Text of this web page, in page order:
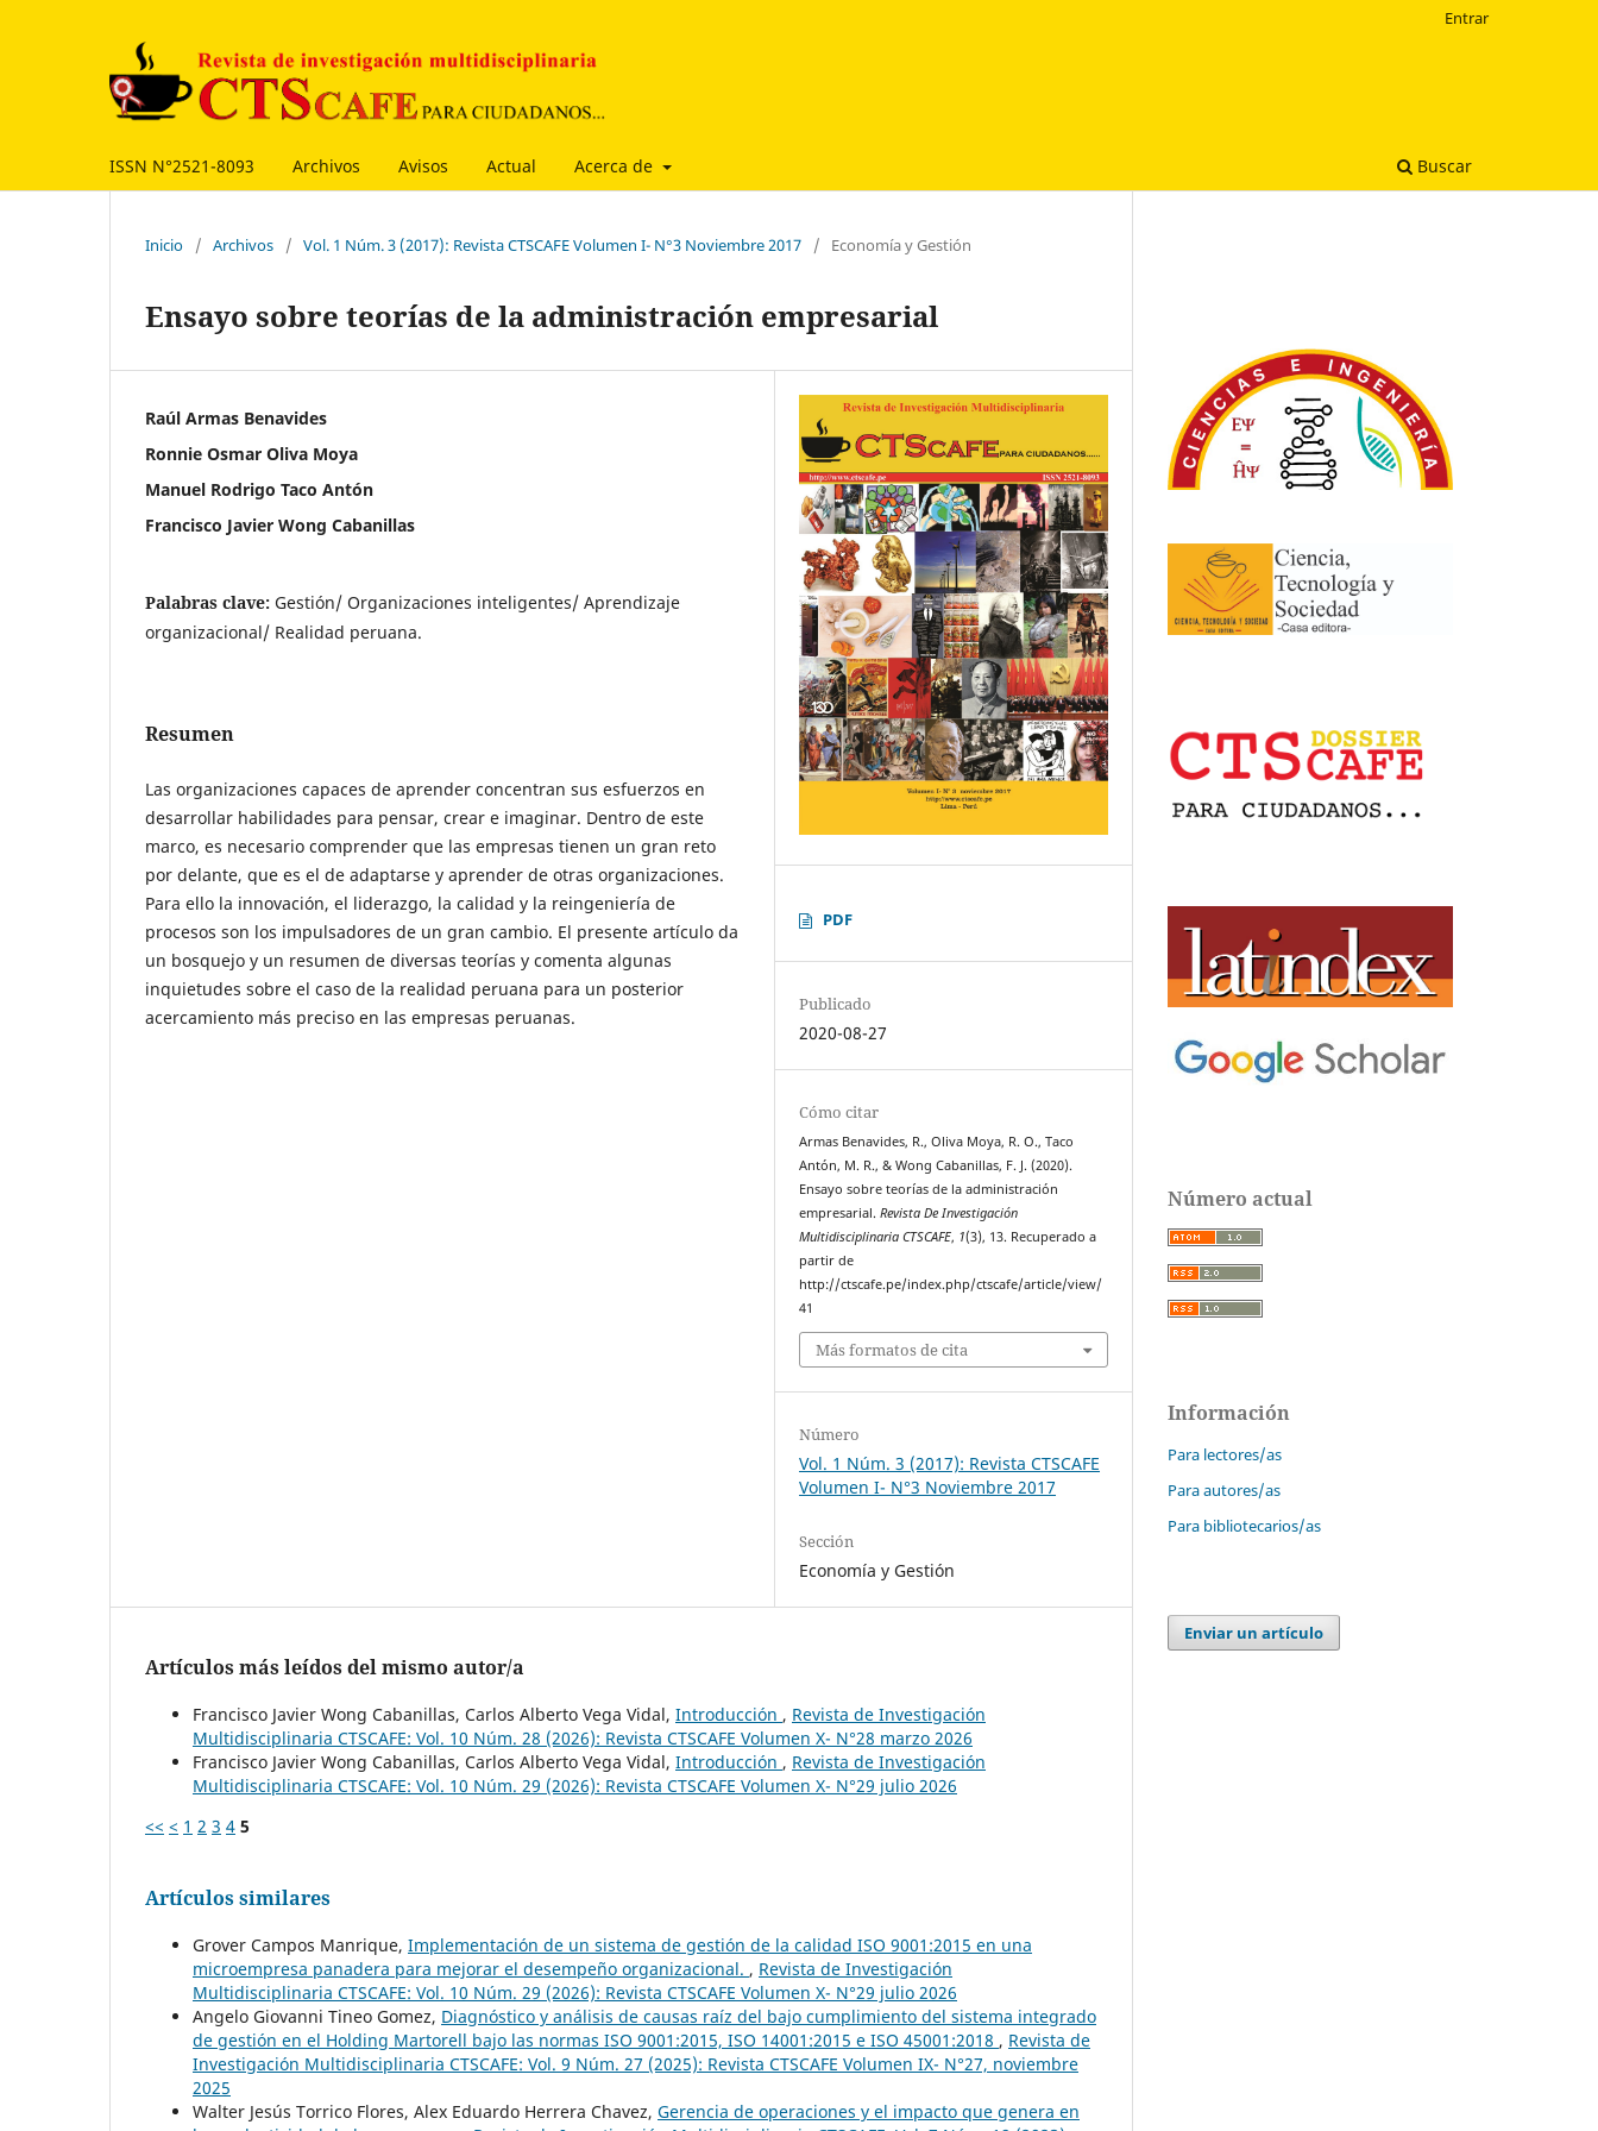
ISSN N°2521-8093 Archivos Avisos Actual Acerca de Buscar
Entrar
Inicio / Archivos / Vol. 1 Núm. 3 (2017): Revista CTSCAFE Volumen I- N°3 Noviembre 2017 / Economía y Gestión
Ensayo sobre teorías de la administración empresarial
Raúl Armas Benavides
Ronnie Osmar Oliva Moya
Manuel Rodrigo Taco Antón
Francisco Javier Wong Cabanillas
Palabras clave: Gestión/ Organizaciones inteligentes/ Aprendizaje
organizacional/ Realidad peruana.
Resumen
Las organizaciones capaces de aprender concentran sus esfuerzos en
desarrollar habilidades para pensar, crear e imaginar. Dentro de este
marco, es necesario comprender que las empresas tienen un gran reto
por delante, que es el de adaptarse y aprender de otras organizaciones.
Para ello la innovación, el liderazgo, la calidad y la reingeniería de
procesos son los impulsadores de un gran cambio. El presente artículo da
un bosquejo y un resumen de diversas teorías y comenta algunas
inquietudes sobre el caso de la realidad peruana para un posterior
acercamiento más preciso en las empresas peruanas.
PDF
Publicado
2020-08-27
Cómo citar
Armas Benavides, R., Oliva Moya, R. O., Taco
Antón, M. R., & Wong Cabanillas, F. J. (2020).
Ensayo sobre teorías de la administración
empresarial.Revista De Investigación
Multidisciplinaria CTSCAFE, 1(3), 13. Recuperado a
partir de
http://ctscafe.pe/index.php/ctscafe/article/view/
41
Más formatos de cita
Número
Vol. 1 Núm. 3 (2017): Revista CTSCAFE
Volumen I- N°3 Noviembre 2017
Sección
Economía y Gestión
Artículos más leídos del mismo autor/a
Francisco Javier Wong Cabanillas, Carlos Alberto Vega Vidal, Introducción , Revista de Investigación
Multidisciplinaria CTSCAFE: Vol. 10 Núm. 28 (2026): Revista CTSCAFE Volumen X- N°28 marzo 2026
Francisco Javier Wong Cabanillas, Carlos Alberto Vega Vidal, Introducción , Revista de Investigación
Multidisciplinaria CTSCAFE: Vol. 10 Núm. 29 (2026): Revista CTSCAFE Volumen X- N°29 julio 2026
<< < 1 2 3 4 5
Artículos similares
Grover Campos Manrique, Implementación de un sistema de gestión de la calidad ISO 9001:2015 en una
microempresa panadera para mejorar el desempeño organizacional. , Revista de Investigación
Multidisciplinaria CTSCAFE: Vol. 10 Núm. 29 (2026): Revista CTSCAFE Volumen X- N°29 julio 2026
Angelo Giovanni Tineo Gomez, Diagnóstico y análisis de causas raíz del bajo cumplimiento del sistema integrado
de gestión en el Holding Martorell bajo las normas ISO 9001:2015, ISO 14001:2015 e ISO 45001:2018 , Revista de
Investigación Multidisciplinaria CTSCAFE: Vol. 9 Núm. 27 (2025): Revista CTSCAFE Volumen IX- N°27, noviembre
2025
Walter Jesús Torrico Flores, Alex Eduardo Herrera Chavez, Gerencia de operaciones y el impacto que genera en
Número actual
Información
Para lectores/as
Para autores/as
Para bibliotecarios/as
Enviar un artículo